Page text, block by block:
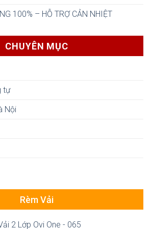
100% – HỖ TRỢ CẢN NHIỆT
CHUYÊN MỤC
tự
Nội
Rèm Vải
2 Lớp Ovi One - 065